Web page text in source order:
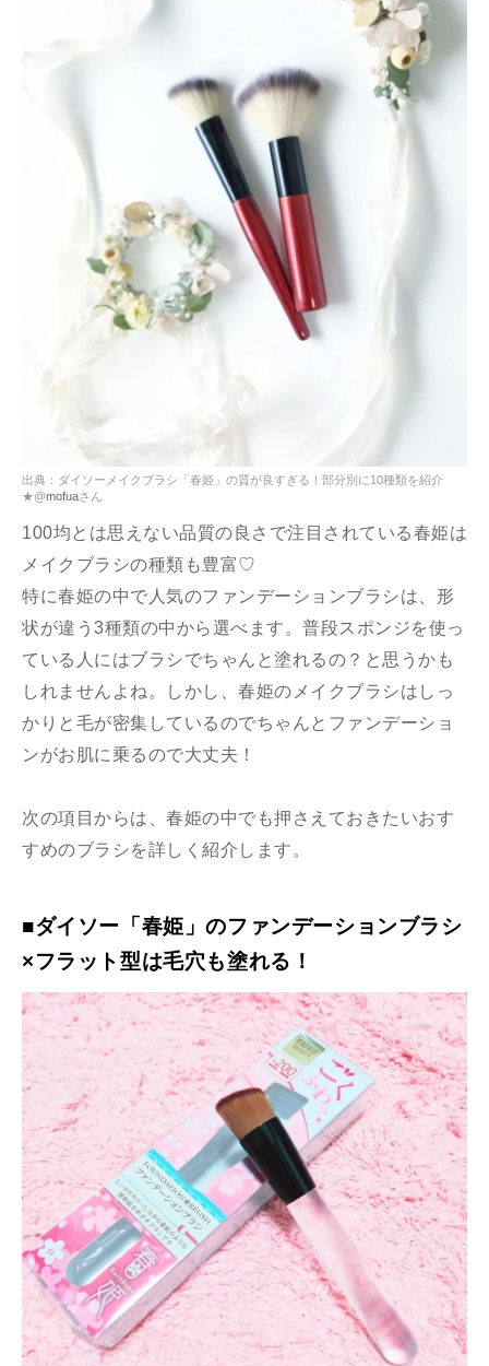
出典：ダイソーメイクブラシ「春姫」の質が良すぎる！部分別に10種類を紹介
★@mofuaさん
100均とは思えない品質の良さで注目されている春姫は
メイクブラシの種類も豊富♡
特に春姫の中で人気のファンデーションブラシは、形
状が違う3種類の中から選べます。普段スポンジを使っ
ている人にはブラシでちゃんと塗れるの？と思うかも
しれませんよね。しかし、春姫のメイクブラシはしっ
かりと毛が密集しているのでちゃんとファンデーショ
ンがお肌に乗るので大丈夫！
次の項目からは、春姫の中でも押さえておきたいおす
すめのブラシを詳しく紹介します。
■ダイソー「春姫」のファンデーションブラシ
×フラット型は毛穴も塗れる！